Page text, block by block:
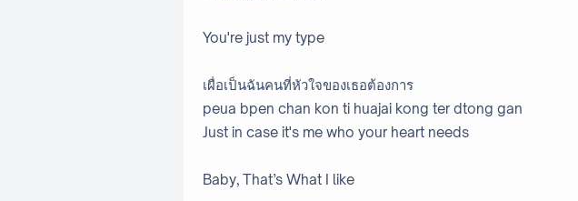
You're just my type
เผื่อเป็นฉันคนที่หัวใจของเธอต้องการ
peua bpen chan kon ti huajai kong ter dtong gan
Just in case it's me who your heart needs
Baby, That’s What I like